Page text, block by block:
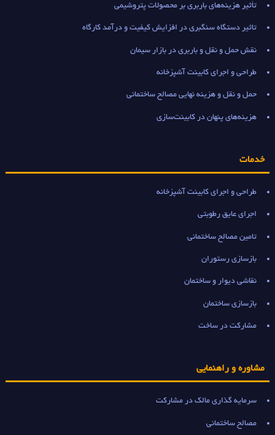
تأثیر هزینه‌های باربری بر محصولات پتروشیمی
تاثیر دستگاه سنگبری در افزایش کیفیت و درآمد کارگاه
نقش حمل و نقل و باربری در بازار سیمان
طراحی و اجرای کابینت آشپزخانه
حمل و نقل و هزینه نهایی مصالح ساختمانی
هزینه‌های پنهان در کابینت‌سازی
خدمات
طراحی و اجرای کابینت آشپزخانه
اجرای عایق رطوبتی
تامین مصالح ساختمانی
بازسازی رستوران
نقاشی دیوار و ساختمان
بازسازی ساختمان
مشارکت در ساخت
مشاوره و راهنمایی
سرمایه گذاری مالک در مشارکت
مصالح ساختمانی